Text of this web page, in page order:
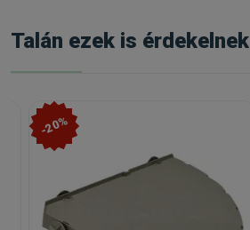
Talán ezek is érdekelnek
-20%